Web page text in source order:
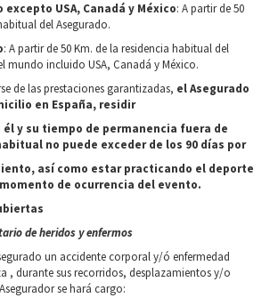
excepto USA, Canadá y México: A partir de 50
del Asegurado.
: A partir de 50 Km. de la residencia habitual del
mundo incluido USA, Canadá y México.
de las prestaciones garantizadas, el Asegurado
en España, residir
y su tiempo de permanencia fuera de
no puede exceder de los 90 días por
así como estar practicando el deporte
de ocurrencia del evento.
de heridos y enfermos
un accidente corporal y/ó enfermedad
, durante sus recorridos, desplazamientos y/o
se hará cargo: